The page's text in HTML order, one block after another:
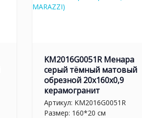
KM2016G0051R Менара
серый тёмный матовый
обрезной 20x160x0,9
керамогранит
Артикул: KM2016G0051R
Размер: 160*20 см